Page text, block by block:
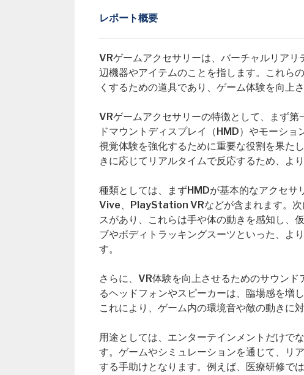
レポート概要
VRゲームアクセサリーは、バーチャルリア
辺機器やアイテムのことを指します。これら
くするための道具であり、ゲーム体験を向上
VRゲームアクセサリーの特徴として、まず
ドマウントディスプレイ（HMD）やモーシ
視覚体験を強化するために重要な役割を果た
きに応じてリアルタイムで反応するため、よ
種類としては、まずHMDが基本的なアクセ
Vive、PlayStation VRなどが含まれます。次
スがあり、これらは手や体の動きを感知し、
ブやボディトラッキングスーツといった、よ
す。
さらに、VR体験を向上させるためのサウン
るヘッドフォンやスピーカーは、臨場感を増
これにより、ゲーム内の環境音や敵の動きに
用途としては、エンターテインメントだけで
す。ゲームやシミュレーションを通じて、リ
する手助けとなります。例えば、医療研修で